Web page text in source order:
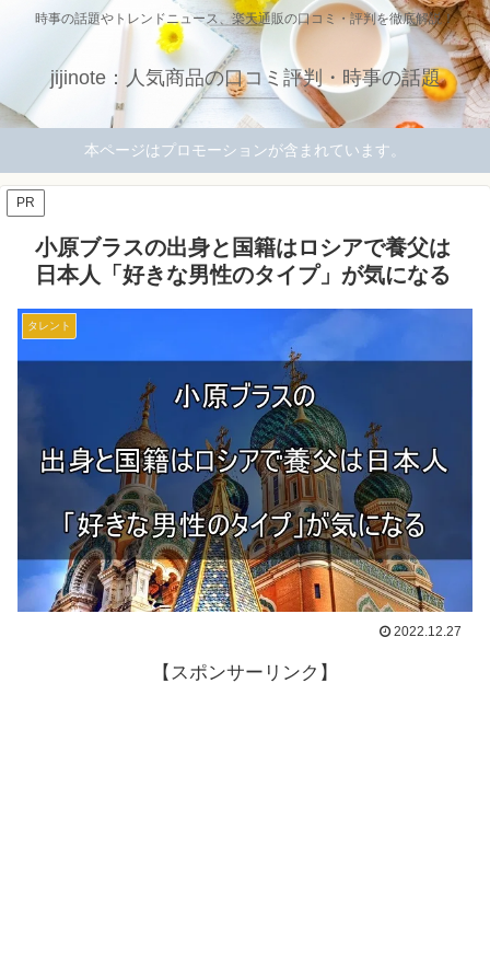
時事の話題やトレンドニュース、楽天通販の口コミ・評判を徹底解説！
jijinote：人気商品の口コミ評判・時事の話題
本ページはプロモーションが含まれています。
PR
小原ブラスの出身と国籍はロシアで養父は
日本人「好きな男性のタイプ」が気になる
タレント
2022.12.27
【スポンサーリンク】